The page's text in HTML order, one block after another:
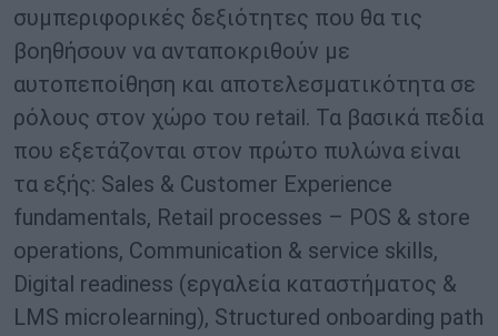
συμπεριφορικές δεξιότητες που θα τις
βοηθήσουν να ανταποκριθούν με
αυτοπεποίθηση και αποτελεσματικότητα σε
ρόλους στον χώρο του retail. Τα βασικά πεδία
που εξετάζονται στον πρώτο πυλώνα είναι
τα εξής: Sales & Customer Experience
fundamentals, Retail processes – POS & store
operations, Communication & service skills,
Digital readiness (εργαλεία καταστήματος &
LMS microlearning), Structured onboarding path